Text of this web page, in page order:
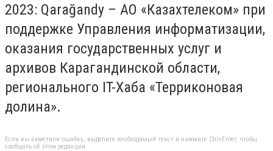
2023: Qarağandy – АО «Казахтелеком» при
поддержке Управления информатизации,
оказания государственных услуг и
архивов Карагандинской области,
регионального IT-Хаба «Терриконовая
долина».
Если вы заметили ошибку, выделите необходимый текст и нажмите Ctrl+Enter, чтобы
сообщить об этом редакции